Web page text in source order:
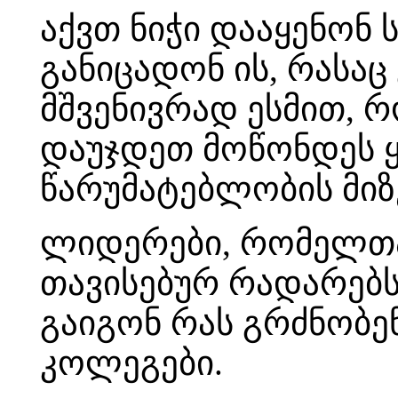
აქვთ ნიჭი დააყენონ
განიცადონ ის,
მშვენივრად ესმით,
დაუჯდეთ მოწონდეს
წარუმატებლობის
ლიდერები,
თავისებურ
გაიგონ რას
კოლეგები.